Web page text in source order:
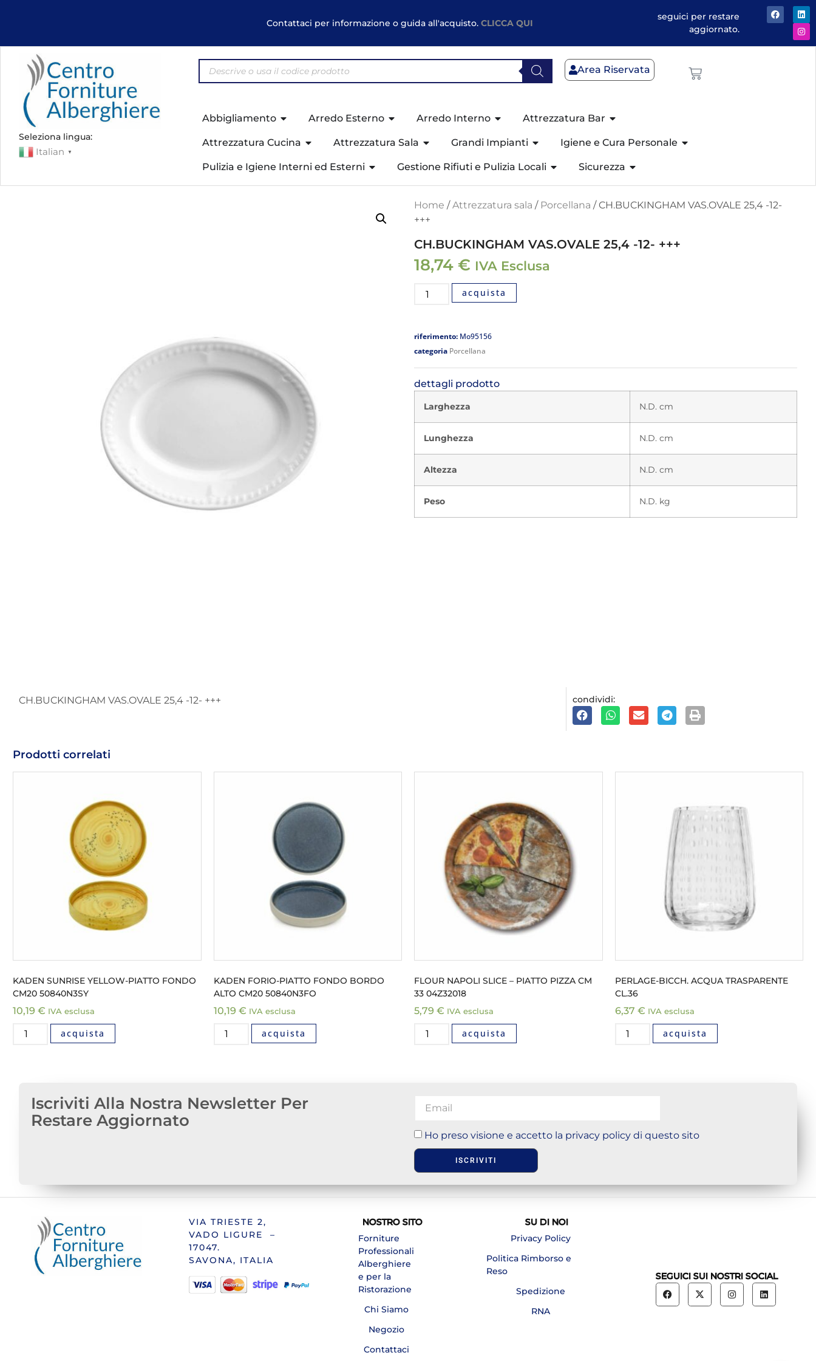
Contattaci per informazione o guida all'acquisto.CLICCA QUI
seguici per restare
aggiornato.
Seleziona lingua:
Italian ▼
Area Riservata
Abbigliamento Arredo Esterno Arredo Interno Attrezzatura Bar
Attrezzatura Cucina Attrezzatura Sala Grandi Impianti Igiene e Cura Personale
Pulizia e Igiene Interni ed Esterni Gestione Rifiuti e Pulizia Locali Sicurezza
Home /Attrezzatura sala / Porcellana / CH.BUCKINGHAM VAS.OVALE 25,4 -12-
+++
CH.BUCKINGHAM VAS.OVALE 25,4 -12- +++
18,74 € IVA Esclusa
acquista
riferimento: Mo95156
categoria Porcellana
dettagli prodotto
Larghezza N.D. cm
Lunghezza N.D. cm
Altezza N.D. cm
Peso N.D. kg
CH.BUCKINGHAM VAS.OVALE 25,4 -12- +++ condividi:
Prodotti correlati
KADEN SUNRISE YELLOW-PIATTO FONDO
CM20 50840N3SY
10,19 € IVA esclusa
acquista
KADEN FORIO-PIATTO FONDO BORDO
ALTO CM20 50840N3FO
10,19 € IVA esclusa
acquista
FLOUR NAPOLI SLICE – PIATTO PIZZA CM
33 04Z32018
5,79 € IVA esclusa
acquista
PERLAGE-BICCH. ACQUA TRASPARENTE
CL.36
6,37 € IVA esclusa
acquista
Iscriviti Alla Nostra Newsletter Per
Restare Aggiornato
Ho preso visione e accetto la privacy policy di questo sito
ISCRIVITI
VIA TRIESTE 2,
VADO LIGURE –
17047.
SAVONA, ITALIA
NOSTRO SITO
Forniture
Professionali
Alberghiere
e per la
Ristorazione
Chi Siamo
Negozio
Contattaci
SU DI NOI
Privacy Policy
Politica Rimborso e
Reso
Spedizione
RNA
SEGUICI SUI NOSTRI SOCIAL